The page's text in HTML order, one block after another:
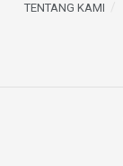
TENTANG KAMI